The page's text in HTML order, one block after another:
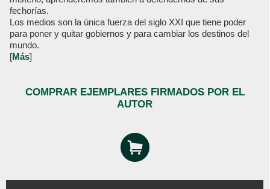
fechorías.
Los medios son la única fuerza del siglo XXI que tiene poder
para poner y quitar gobiernos y para cambiar los destinos del
mundo.
[Más]
COMPRAR EJEMPLARES FIRMADOS POR EL
AUTOR